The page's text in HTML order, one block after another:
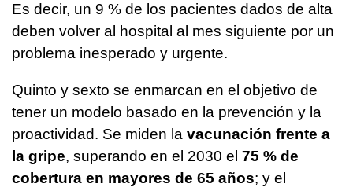
Es decir, un 9 % de los pacientes dados de alta
deben volver al hospital al mes siguiente por un
problema inesperado y urgente.
Quinto y sexto se enmarcan en el objetivo de
tener un modelo basado en la prevención y la
proactividad. Se miden la vacunación frente a
la gripe, superando en el 2030 el 75 % de
cobertura en mayores de 65 años; y el